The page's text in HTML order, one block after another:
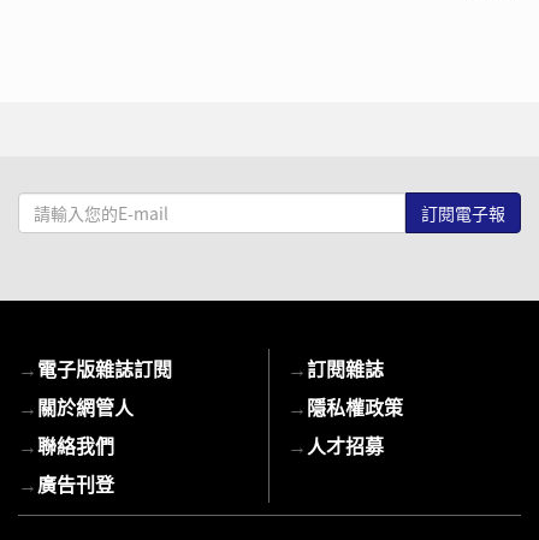
請
輸
mail
→電子版雜誌訂閱
→關於網管人
→聯絡我們
→廣告刊登
→訂閱雜誌
→隱私權政策
→人才招募